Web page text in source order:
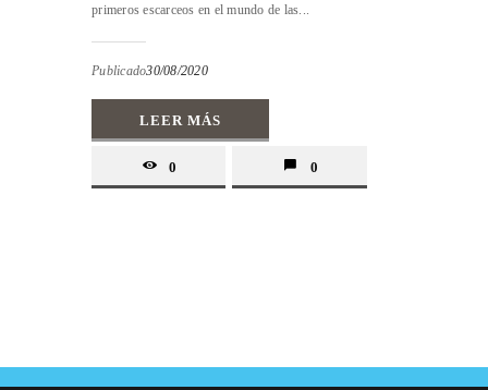
primeros escarceos en el mundo de las...
Publicado30/08/2020
LEER MÁS
0 0